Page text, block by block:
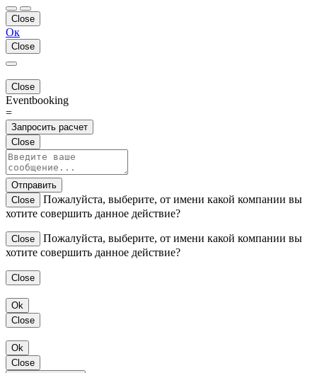
Close
Ок
Close
Close
Eventbooking
=
Запросить расчет
Close
Отправить
Close
Пожалуйста, выберите, от имени какой компании вы
хотите совершить данное действие?
Close
Пожалуйста, выберите, от имени какой компании вы
хотите совершить данное действие?
Close
Ok
Close
Ok
Close